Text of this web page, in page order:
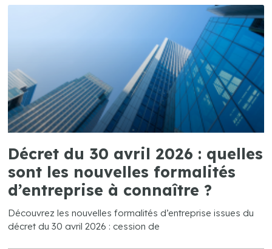
Décret du 30 avril 2026 : quelles
sont les nouvelles formalités
d’entreprise à connaître ?
Découvrez les nouvelles formalités d’entreprise issues du
décret du 30 avril 2026 : cession de